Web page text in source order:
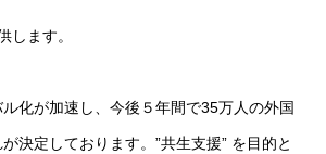
します。
化が加速し、今後５年間で35万人の外国
決定しております。”共生支援” を目的と